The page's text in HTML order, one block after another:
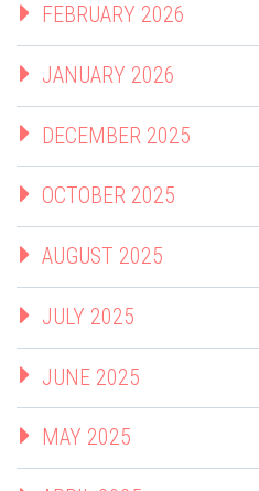
FEBRUARY 2026
JANUARY 2026
DECEMBER 2025
OCTOBER 2025
AUGUST 2025
JULY 2025
JUNE 2025
MAY 2025